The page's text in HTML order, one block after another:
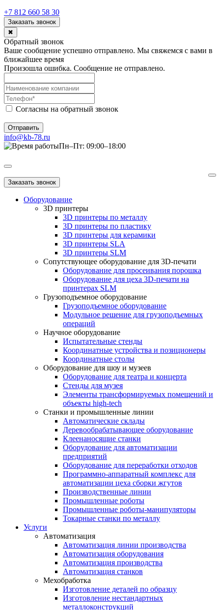
+7 812 660 58 30
Заказать звонок
✖
Обратный звонок
Ваше сообщение успешно отправлено. Мы свяжемся с вами в
ближайшее время
Произошла ошибка. Сообщение не отправлено.
Согласны на обратный звонок
Отправить
info@kb-78.ru
Пн–Пт: 09:00–18:00
Заказать звонок
Оборудование
3D принтеры
3D принтеры по металлу
3D принтеры по пластику
3D принтеры для керамики
3D принтеры SLA
3D принтеры SLM
Сопутствующее оборудование для 3D-печати
Оборудование для просеивания порошка
Оборудование для цеха 3D-печати на
принтерах SLM
Грузоподъемное оборудование
Грузоподъемное оборудование
Модульное решение для грузоподъемных
операций
Научное оборудование
Испытательные стенды
Координатные устройства и позиционеры
Координатные столы
Оборудование для шоу и музеев
Оборудование для театра и концерта
Стенды для музея
Элементы трансформируемых помещений и
объекты high-tech
Станки и промышленные линии
Автоматические склады
Деревообрабатывающее оборудование
Клеенаносящие станки
Оборудование для автоматизации
предприятий
Оборудование для переработки отходов
Программно-аппаратный комплекс для
автоматизации цеха сборки жгутов
Производственные линии
Промышленные роботы
Промышленные роботы-манипуляторы
Токарные станки по металлу
Услуги
Автоматизация
Автоматизация линии производства
Автоматизация оборудования
Автоматизация производства
Автоматизация станков
Мехобработка
Изготовление деталей по образцу
Изготовление нестандартных
металлоконструкций